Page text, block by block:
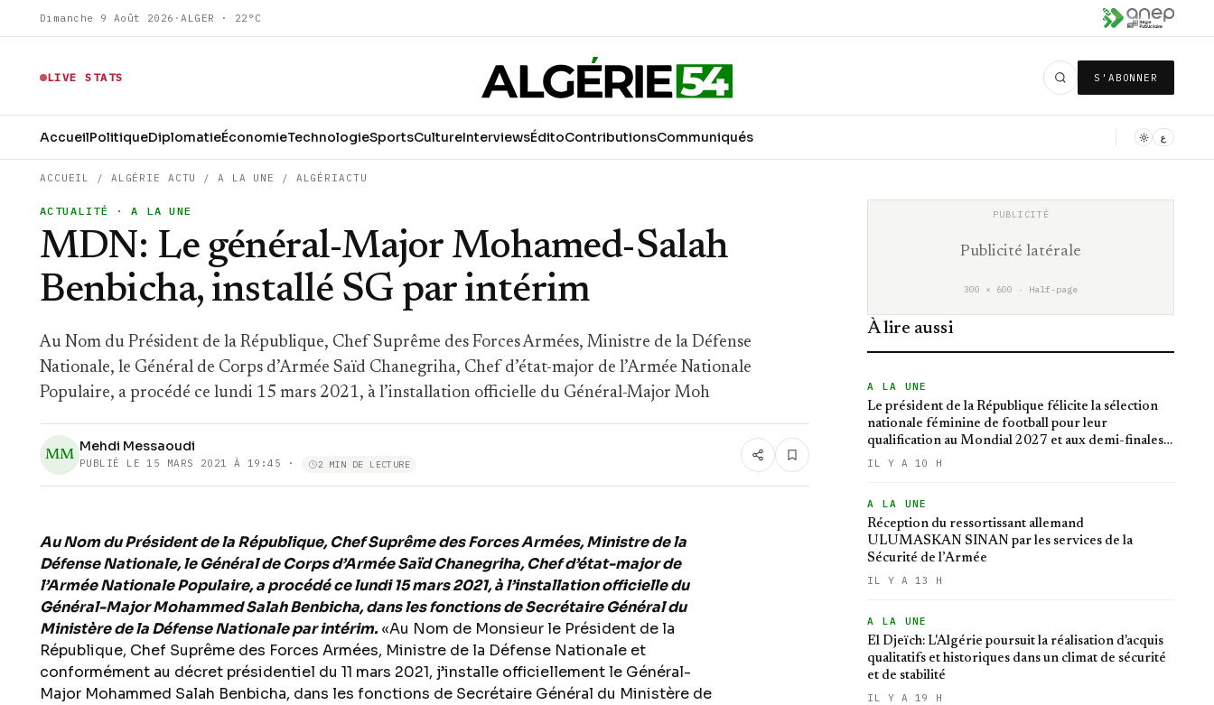
Dimanche 9 Août 2026 ·ALGER · 22°C
LIVE STATS S'ABONNER
AccueilPolitiqueDiplomatieÉconomieTechnologieSportsCultureInterviewsÉditoContributionsCommuniqués ع
ACCUEIL / ALGÉRIE ACTU /A LA UNE / ALGÉRIACTU
ACTUALITÉ · A LA UNE
MDN: Le général-Major Mohamed-Salah
Benbicha, installé SG par intérim
Au Nom du Président de la République, Chef Suprême des Forces Armées, Ministre de la Défense
Nationale, le Général de Corps d’Armée Saïd Chanegriha, Chef d’état-major de l’Armée Nationale
Populaire, a procédé ce lundi 15 mars 2021, à l’installation officielle du Général-Major Moh
MM
Mehdi Messaoudi
PUBLIÉ LE 15 MARS 2021 À 19:45 · 2 MIN DE LECTURE
Au Nom du Président de la République, Chef Suprême des Forces Armées, Ministre de la
Défense Nationale, le Général de Corps d’Armée Saïd Chanegriha, Chef d’état-major de
l’Armée Nationale Populaire, a procédé ce lundi 15 mars 2021, à l’installation officielle du
Général-Major Mohammed Salah Benbicha, dans les fonctions de Secrétaire Général du
Ministère de la Défense Nationale par intérim.«Au Nom de Monsieur le Président de la
République, Chef Suprême des Forces Armées, Ministre de la Défense Nationale et
conformément au décret présidentiel du 11 mars 2021, j’installe officiellement le Général-
Major Mohammed Salah Benbicha, dans les fonctions de Secrétaire Général du Ministère de
Publicité latérale
300 × 600 · Half-page
À lire aussi
A LA UNE
Le président de la République félicite la sélection
nationale féminine de football pour leur
qualification au Mondial 2027 et aux demi-finales
de la CAN
IL Y A 10 H
A LA UNE
Réception du ressortissant allemand
ULUMASKAN SINAN par les services de la
Sécurité de l’Armée
IL Y A 13 H
A LA UNE
El Djeïch: L'Algérie poursuit la réalisation d'acquis
qualitatifs et historiques dans un climat de sécurité
et de stabilité
IL Y A 19 H